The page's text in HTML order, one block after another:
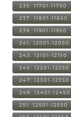
235: 11701-11750
237: 11801-11850
239: 11901-11950
241: 12001-12050
243: 12101-12150
245: 12201-12250
247: 12301-12350
249: 12401-12450
251: 12501-12550